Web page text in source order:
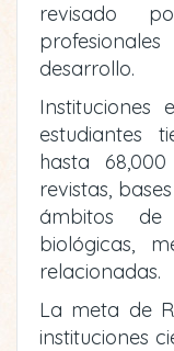
revisado
desarrollo.
Instituciones
estudiantes
hasta
revistas,
ámbitos de
biológicas,
relacionadas.
La meta de
instituciones